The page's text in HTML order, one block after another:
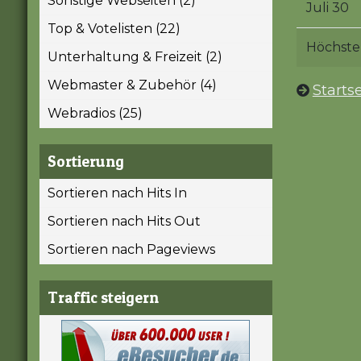
Top & Votelisten (22)
Unterhaltung & Freizeit (2)
Webmaster & Zubehör (4)
Webradios (25)
Sortierung
Sortieren nach Hits In
Sortieren nach Hits Out
Sortieren nach Pageviews
Traffic steigern
Juli 30
Höchste